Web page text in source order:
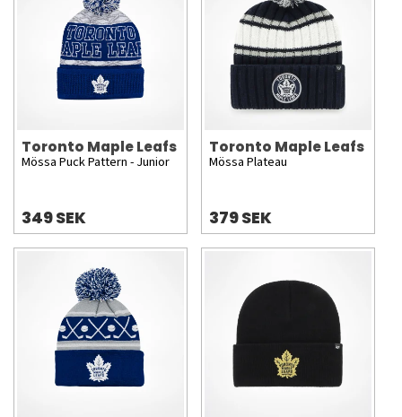
Toronto Maple Leafs
Mössa Puck Pattern - Junior
349 SEK
Toronto Maple Leafs
Mössa Plateau
379 SEK